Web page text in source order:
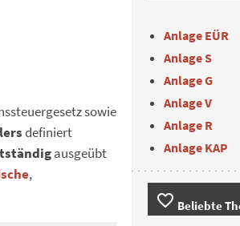
sowie
definiert
ausgeübt
,
Anlage EÜR
Anlage S
Anlage G
Anlage V
Anlage R
Anlage KAP
favorite_border Beliebte